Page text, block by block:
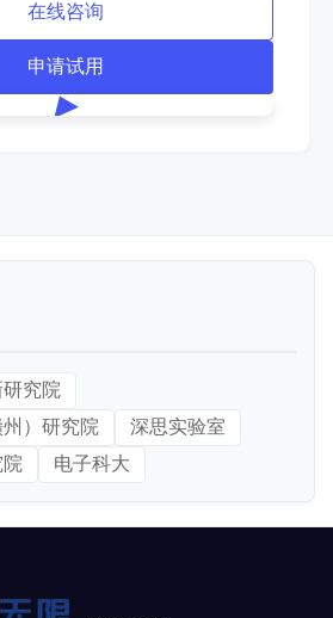
在线咨询
申请试用
▶
究院
）研究院
深思实验室
电子科大